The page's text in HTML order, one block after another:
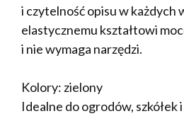
i czytelność opisu w każdych
elastycznemu kształtowi
i nie wymaga narzędzi.
Kolory: zielony
Idealne do ogrodów,